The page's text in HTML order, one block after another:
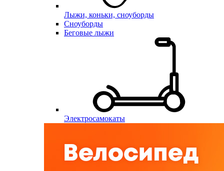
Лыжи, коньки, сноуборды
Сноуборды
Беговые лыжи
Электросамокаты